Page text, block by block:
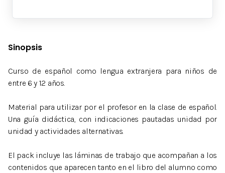
Sinopsis
Curso de español como lengua extranjera para niños de
entre 6 y 12 años.
Material para utilizar por el profesor en la clase de español.
Una guía didáctica, con indicaciones pautadas unidad por
unidad y actividades alternativas.
El pack incluye las láminas de trabajo que acompañan a los
contenidos que aparecen tanto en el libro del alumno como